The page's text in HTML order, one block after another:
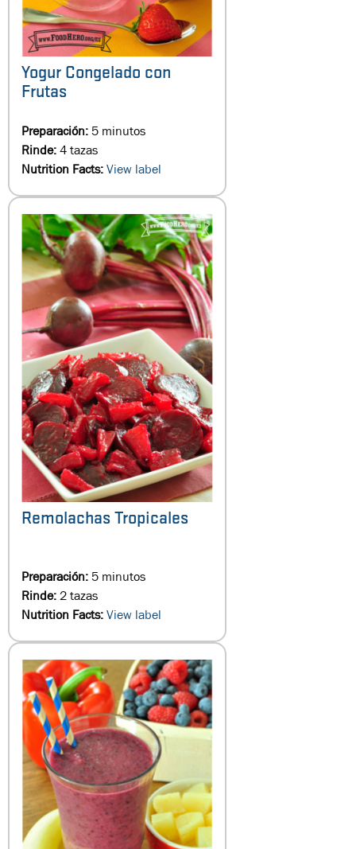
Yogur Congelado con
Frutas
Preparación:5 minutos
Rinde:4 tazas
Nutrition Facts:View label
Remolachas Tropicales
Preparación:5 minutos
Rinde:2 tazas
Nutrition Facts:View label